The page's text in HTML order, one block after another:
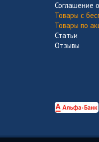
Соглашение
Товары с
Товары по
Статьи
Отзывы